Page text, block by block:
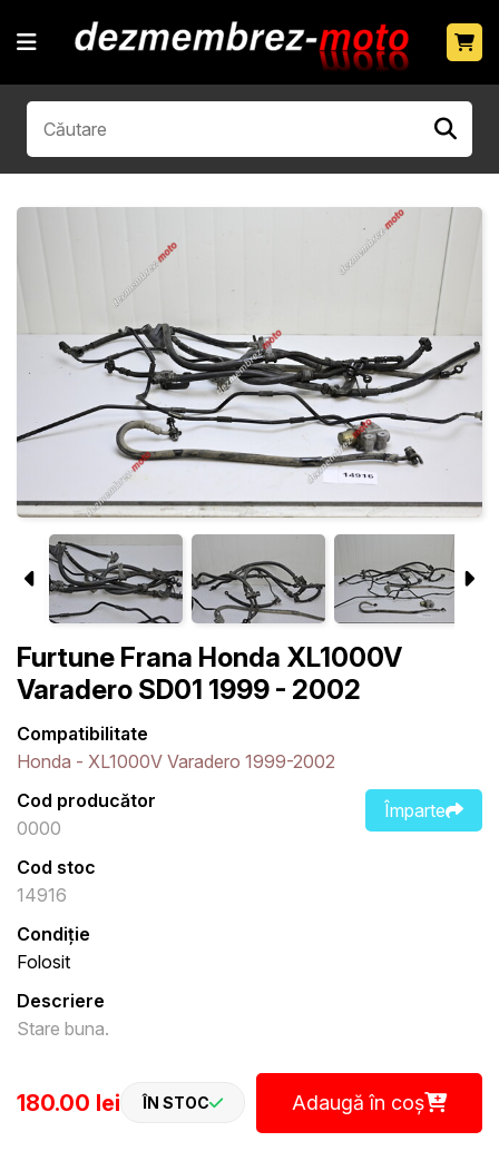
Furtune Frana Honda XL1000V
Varadero SD01 1999 - 2002
Compatibilitate
Honda - XL1000V Varadero 1999-2002
Împarte
Cod producător
0000
Cod stoc
14916
Condiție
Folosit
Descriere
Stare buna.
180.00 lei ÎN STOC Adaugă în coș